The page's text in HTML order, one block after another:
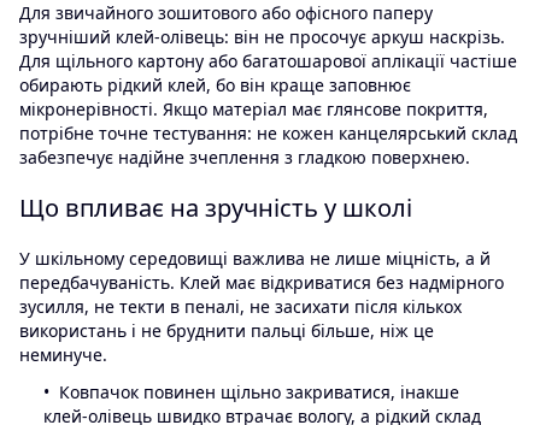
Для звичайного зошитового або офісного паперу
зручніший клей-олівець: він не просочує аркуш наскрізь.
Для щільного картону або багатошарової аплікації частіше
обирають рідкий клей, бо він краще заповнює
мікронерівності. Якщо матеріал має глянсове покриття,
потрібне точне тестування: не кожен канцелярський склад
забезпечує надійне зчеплення з гладкою поверхнею.
Що впливає на зручність у школі
У шкільному середовищі важлива не лише міцність, а й
передбачуваність. Клей має відкриватися без надмірного
зусилля, не текти в пеналі, не засихати після кількох
використань і не бруднити пальці більше, ніж це
неминуче.
Ковпачок повинен щільно закриватися, інакше
клей-олівець швидко втрачає вологу, а рідкий склад